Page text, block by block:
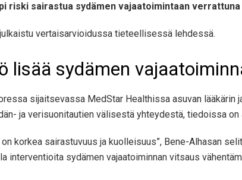
riski sairastua sydämen vajaatoimintaan
vertaisarvioidussa tieteellisessä lehdessä.
lisää sydämen
sijaitsevassa MedStar Healthissa asuvan lääkärin
ja verisuonitautien välisestä yhteydestä, tiedoissa on
korkea sairastuvuus ja kuolleisuus”, Bene-Alhasan
interventioita sydämen vajaatoiminnan vitsaus